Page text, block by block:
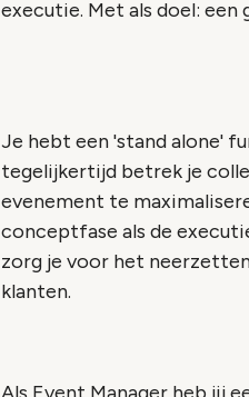
executie. Met als doel:
Je hebt een 'stand alone'
tegelijkertijd betrek je
evenement te
conceptfase als de
zorg je voor het
klanten.